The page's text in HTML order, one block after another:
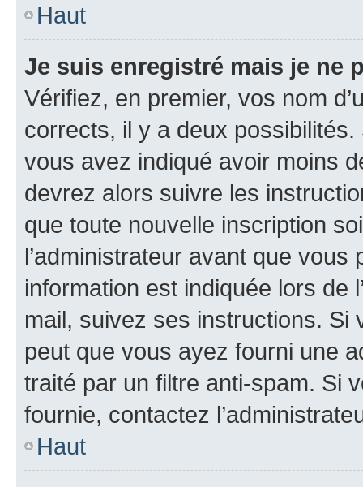
Haut
Je suis enregistré mais je ne
Vérifiez, en premier, vos nom
corrects, il y a deux
vous avez indiqué avoir moins
devrez alors suivre les
que toute nouvelle inscription
l’administrateur avant que
information est indiquée lors de
mail, suivez ses instructions. Si
peut que vous ayez fourni une
traité par un filtre anti-spam. Si
fournie, contactez
Haut